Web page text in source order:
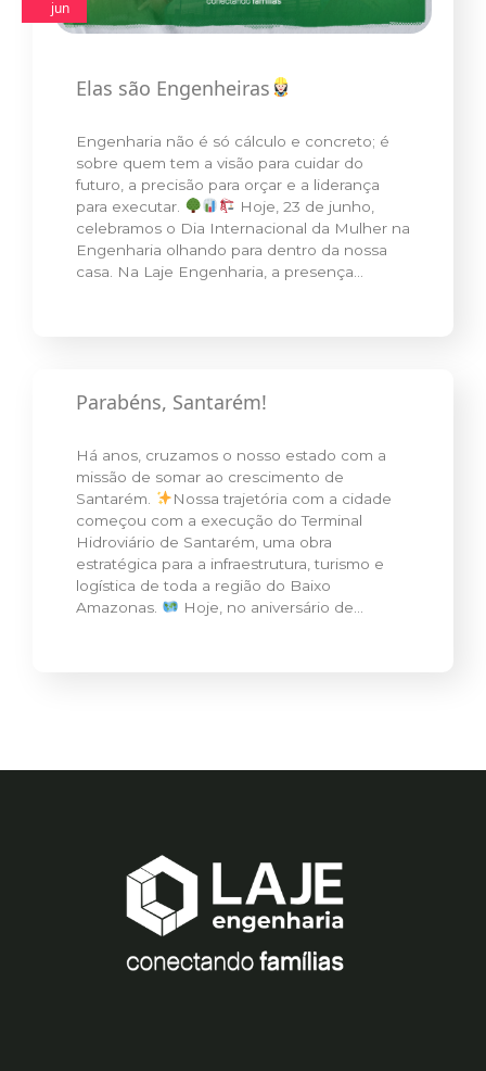
jun
Elas são Engenheiras
Engenharia não é só cálculo e concreto; é
sobre quem tem a visão para cuidar do
futuro, a precisão para orçar e a liderança
para executar.
Hoje, 23 de junho,
celebramos o Dia Internacional da Mulher na
Engenharia olhando para dentro da nossa
casa. Na Laje Engenharia, a presença…
Parabéns, Santarém!
Há anos, cruzamos o nosso estado com a
missão de somar ao crescimento de
Santarém.
Nossa trajetória com a cidade
começou com a execução do Terminal
Hidroviário de Santarém, uma obra
estratégica para a infraestrutura, turismo e
logística de toda a região do Baixo
Amazonas.
Hoje, no aniversário de…